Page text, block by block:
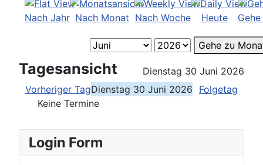
Nach Jahr Nach Monat Nach Woche Heute
Gehe zu
Tagesansicht
Dienstag 30 Juni 2026
Vorheriger TagDienstag 30 Juni 2026
Folgetag
Keine Termine
Login Form